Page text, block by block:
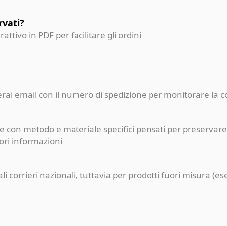
in PDF per facilitare gli ordini
email con il numero di spedizione per monitorare la
con metodo e materiale specifici pensati per
informazioni
corrieri nazionali, tuttavia per prodotti fuori misura